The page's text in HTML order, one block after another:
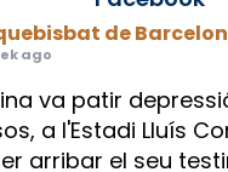
de
ago
va patir
a l'Estadi Lluís
arribar el seu